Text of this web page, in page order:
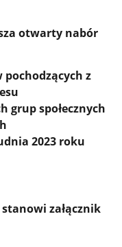
otwarty nabór
z
grup społecznych
2023 roku
załącznik